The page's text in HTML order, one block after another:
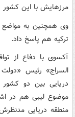
مرزهایش با این کشور
وی همچنین به مواضع
ترکیه هم پاسخ داد.
آکسوی با دفاع از
السراج» رئیس
دریایی بین دو
موضوع لیبی هم در
منطقه دریایی